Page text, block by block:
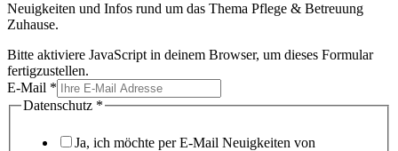
Neuigkeiten und Infos rund um das Thema Pflege & Betreuung
Zuhause.
Bitte aktiviere JavaScript in deinem Browser, um dieses Formular
fertigzustellen.
E-Mail *
Datenschutz *
Ja, ich möchte per E-Mail Neuigkeiten von